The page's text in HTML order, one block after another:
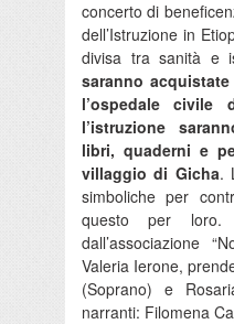
concerto di
dell’Istruzione in
divisa tra sanità e
saranno
l’ospedale civile
l’istruzione
libri, quaderni e
villaggio di Gicha.
simboliche per
questo per loro.
dall’associazione
Valeria Ierone,
(Soprano) e
narranti: Filomena